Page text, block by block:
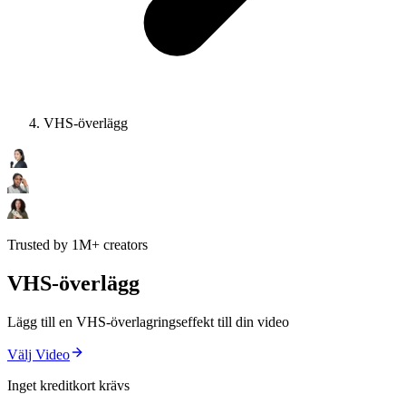
VHS-överlägg
Trusted by 1M+ creators
VHS-överlägg
Lägg till en VHS-överlagringseffekt till din video
Välj Video
Inget kreditkort krävs